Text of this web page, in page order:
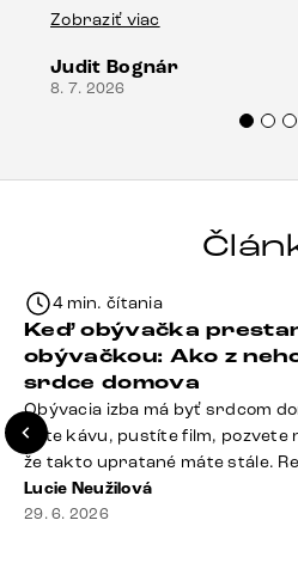
stola bolo malé
Vincze pri riešení mojej
veľmi korektne.
Zobraziť viac
Judit Bognár
8. 7. 2026
4 min. čítania
Keď obývačka
obývačkou: Ako z
srdce domova
Obývacia izba má byť srdcom
dáte kávu, pustíte film, pozvete
že takto upratané máte stále.
sedačky, ovládač záhadne
slúži ako odkladisko všetkého
Lucie Neužilová
29. 6. 2026